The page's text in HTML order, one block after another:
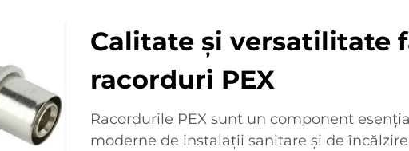
Calitate și versatilitate
racorduri PEX
Racordurile PEX sunt un component
moderne de instalații sanitare și de